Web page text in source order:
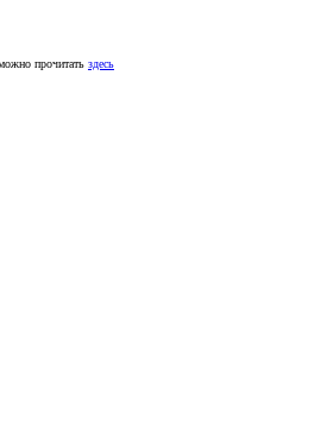
прочитать здесь